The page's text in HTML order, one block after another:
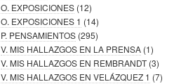
O. EXPOSICIONES (12)
O. EXPOSICIONES 1 (14)
P. PENSAMIENTOS (295)
V. MIS HALLAZGOS EN LA PRENSA (1)
V. MIS HALLAZGOS EN REMBRANDT (3)
V. MIS HALLAZGOS EN VELÁZQUEZ 1 (7)